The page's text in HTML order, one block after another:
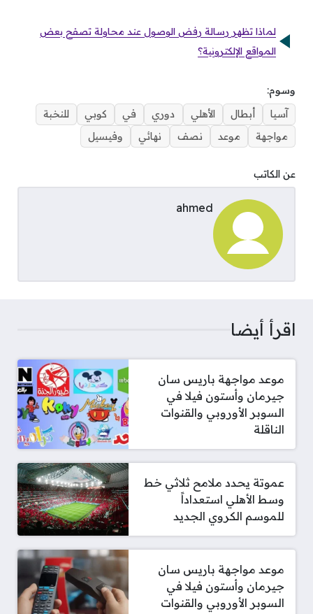
لماذا تظهر رسالة رفض الوصول عند محاولة تصفح بعض
المواقع الإلكترونية؟
وسوم:
آسيا
أبطال الأهلي دوري في كوبي
للنخبة
مواجهة
موعد نصف نهائي وفيسيل
عن الكاتب
ahmed
اقرأ أيضا
موعد مواجهة باريس سان
جيرمان وأستون فيلا في
السوبر الأوروبي والقنوات
الناقلة
عموتة يحدد ملامح ثلاثي خط
وسط الأهلي استعداداً
للموسم الكروي الجديد
موعد مواجهة باريس سان
جيرمان وأستون فيلا في
السوبر الأوروبي والقنوات